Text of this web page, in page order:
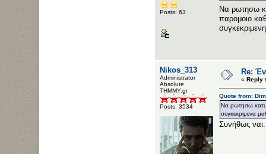
Posts: 63
Να ρωτησω
παρομοιο
Nikos_313
Administrator
Αbsolute
ΤΗΜΜΥ.gr
Posts: 3534
Re:
« Reply
Quote from:
Να ρωτησω
συγκεκριμενα
Συνήθως ναι.